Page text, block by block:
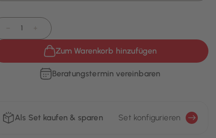
Zum Warenkorb hinzufügen
Beratungstermin vereinbaren
Als Set kaufen & sparen Set konfigurieren